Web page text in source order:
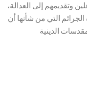
وتقديمهم إلى العدالة،
الجرائم التي من شأنها أن